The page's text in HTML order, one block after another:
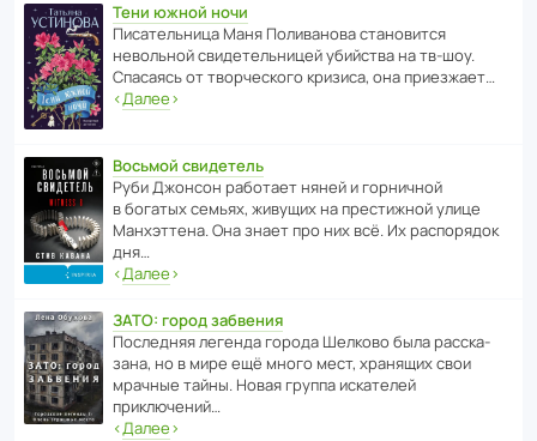
Тени южной ночи
Писа­тель­ница Маня Поли­ва­нова стано­вится
невольной свиде­тель­ницей убийства на тв-шоу.
Спасаясь от твор­че­с­кого кризиса, она приезжает…
‹Далее›
Восьмой свидетель
Руби Джонсон рабо­тает няней и горни­чной
в богатых семьях, живущих на прес­ти­жной улице
Манх­эт­тена. Она знает про них всё. Их распо­рядок
дня…
‹Далее›
ЗАТО: город забвения
После­дняя легенда города Шелково была расска­
зана, но в мире ещё много мест, хранящих свои
мрачные тайны. Новая группа иска­телей
приключений…
‹Далее›